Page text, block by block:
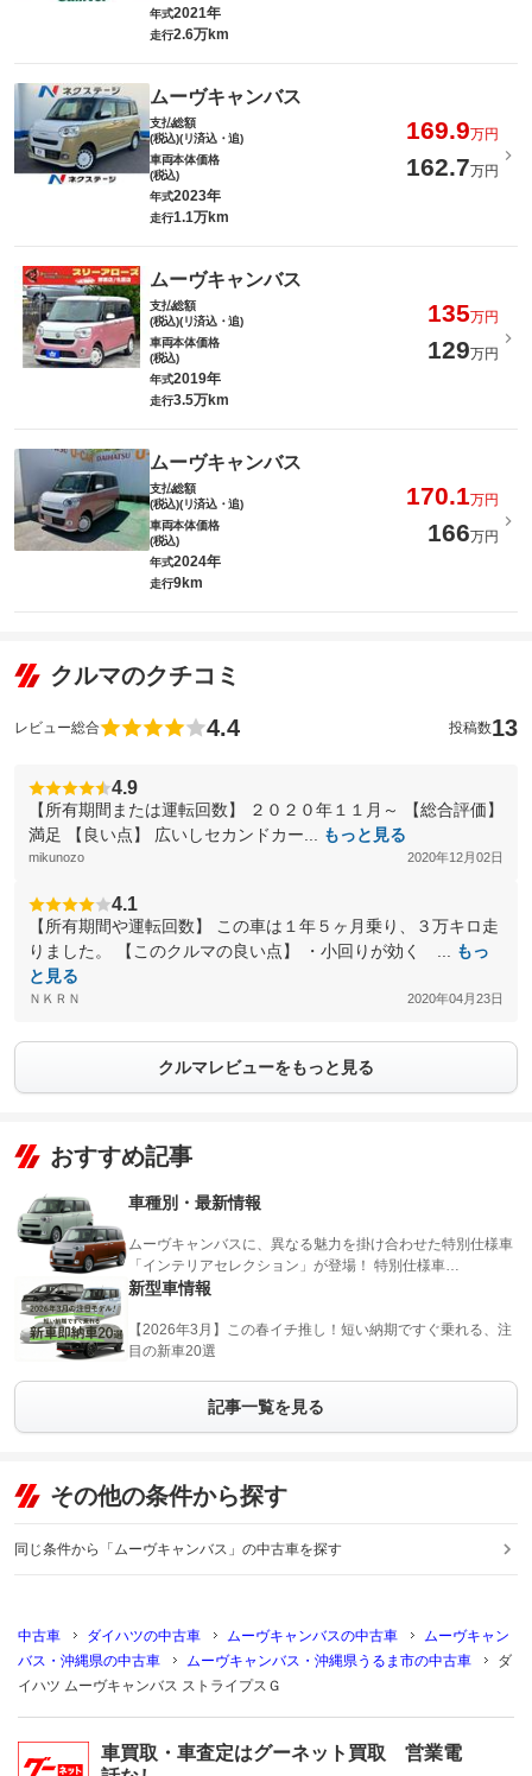
年式2021年
走行2.6万km
ムーヴキャンバス
支払総額
(税込)(リ済込・追)
169.9万円
車両本体価格
(税込)
162.7万円
年式2023年
走行1.1万km
ムーヴキャンバス
支払総額
(税込)(リ済込・追)
135万円
車両本体価格
(税込)
129万円
年式2019年
走行3.5万km
ムーヴキャンバス
支払総額
(税込)(リ済込・追)
170.1万円
車両本体価格
(税込)
166万円
年式2024年
走行9km
クルマのクチコミ
レビュー総合 4.4 投稿数13
4.9
【所有期間または運転回数】 ２０２０年１１月～ 【総合評価】
満足 【良い点】 広いしセカンドカー...
もっと見る
mikunozo 2020年12月02日
4.1
【所有期間や運転回数】 この車は１年５ヶ月乗り、３万キロ走
りました。 【このクルマの良い点】 ・小回りが効く ...
もっ
と見る
ＮＫＲＮ 2020年04月23日
クルマレビューをもっと見る
おすすめ記事
車種別・最新情報
ムーヴキャンバスに、異なる魅力を掛け合わせた特別仕様車
「インテリアセレクション」が登場！ 特別仕様車…
新型車情報
【2026年3月】この春イチ推し！短い納期ですぐ乗れる、注
目の新車20選
記事一覧を見る
その他の条件から探す
同じ条件から「ムーヴキャンバス」の中古車を探す
中古車 ダイハツの中古車 ムーヴキャンバスの中古車
ムーヴキャン
バス・沖縄県の中古車
ムーヴキャンバス・沖縄県うるま市の中古車
ダ
イハツ ムーヴキャンバス ストライプスＧ
車買取・車査定はグーネット買取 営業電